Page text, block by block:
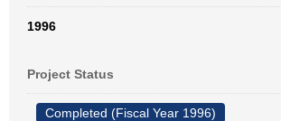
1996
Project Status
Completed (Fiscal Year 1996)